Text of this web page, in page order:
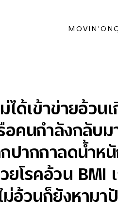
MOVIN’ON
ได้เข้าข่ายอ้วน
อคนกำลังกลับม
ปากกาลดน้ำห
โรคอ้วน BMI
อ้วนก็ยังหามา